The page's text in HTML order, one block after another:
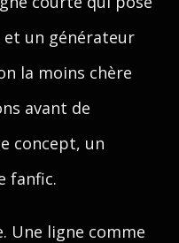
et un générateur
la moins chère
avant de
concept, un
fanfic.
Une ligne comme